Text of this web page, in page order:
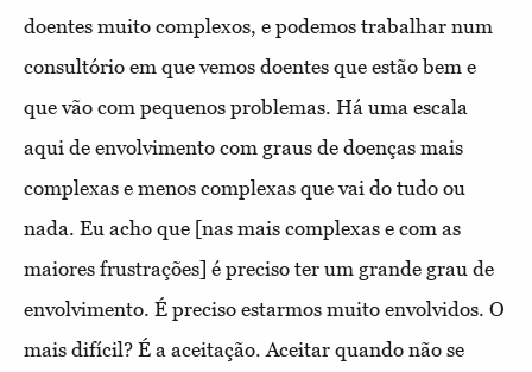
doentes muito complexos, e podemos trabalhar num
consultório em que vemos doentes que estão bem e
que vão com pequenos problemas. Há uma escala
aqui de envolvimento com graus de doenças mais
complexas e menos complexas que vai do tudo ou
nada. Eu acho que [nas mais complexas e com as
maiores frustrações] é preciso ter um grande grau de
envolvimento. É preciso estarmos muito envolvidos. O
mais difícil? É a aceitação. Aceitar quando não se